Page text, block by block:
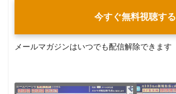
今すぐ無料視聴する
メールマガジンはいつでも配信解除できます